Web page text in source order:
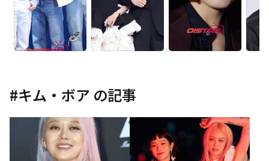
#キム・ボア の記事